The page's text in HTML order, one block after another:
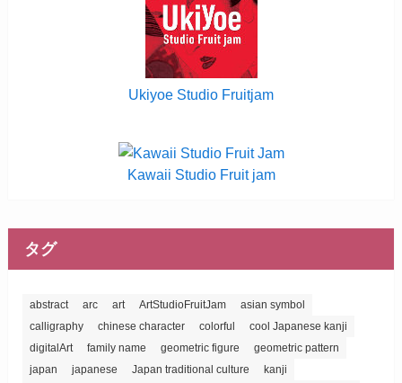
Ukiyoe Studio Fruitjam
Kawaii Studio Fruit jam
タグ
abstract arc art ArtStudioFruitJam
asian symbol
calligraphy
chinese character colorful
cool Japanese kanji
digitalArt
family name geometric figure
geometric pattern
japan
japanese Japan traditional culture kanji